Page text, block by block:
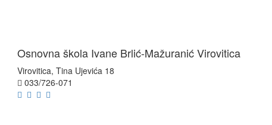
Osnovna škola Ivane Brlić-Mažuranić Virovitica
Virovitica, Tina Ujevića 18
033/726-071